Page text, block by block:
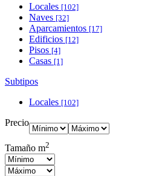
Locales [102]
Naves [32]
Aparcamientos [17]
Edificios [12]
Pisos [4]
Casas [1]
Subtipos
Locales [102]
Precio
Tamaño m2